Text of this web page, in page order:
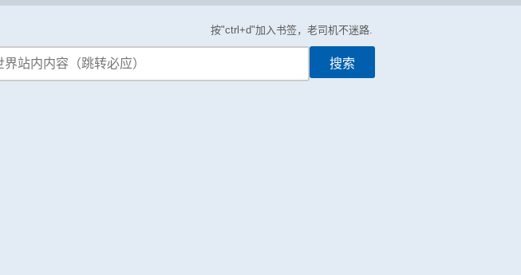
按"ctrl+d"加入书签，老司机不迷路.